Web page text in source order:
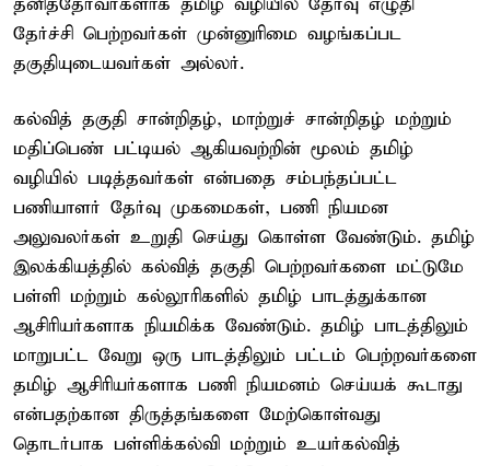
தேர்ச்சி பெற்றவர்கள் முன்னுரிமை வழங்கப்பட
தகுதியுடையவர்கள் அல்லர்.
கல்வித் தகுதி சான்றிதழ், மாற்றுச் சான்றிதழ் மற்றும்
மதிப்பெண் பட்டியல் ஆகியவற்றின் மூலம் தமிழ்
வழியில் படித்தவர்கள் என்பதை சம்பந்தப்பட்ட
பணியாளர் தேர்வு முகமைகள், பணி நியமன
அலுவலர்கள் உறுதி செய்து கொள்ள வேண்டும். தமிழ்
இலக்கியத்தில் கல்வித் தகுதி பெற்றவர்களை மட்டுமே
பள்ளி மற்றும் கல்லூரிகளில் தமிழ் பாடத்துக்கான
ஆசிரியர்களாக நியமிக்க வேண்டும். தமிழ் பாடத்திலும்
மாறுபட்ட வேறு ஒரு பாடத்திலும் பட்டம் பெற்றவர்களை
தமிழ் ஆசிரியர்களாக பணி நியமனம் செய்யக் கூடாது
என்பதற்கான திருத்தங்களை மேற்கொள்வது
தொடர்பாக பள்ளிக்கல்வி மற்றும் உயர்கல்வித்